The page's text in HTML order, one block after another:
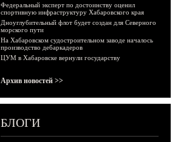
Федеральный эксперт по достоинству оценил
спортивную инфраструктуру Хабаровского края
Дноуглубительный флот будет создан для Северного
морского пути
На Хабаровском судостроительном заводе началось
производство дебаркадеров
ЦУМ в Хабаровске вернули государству
Архив новостей >>
БЛОГИ